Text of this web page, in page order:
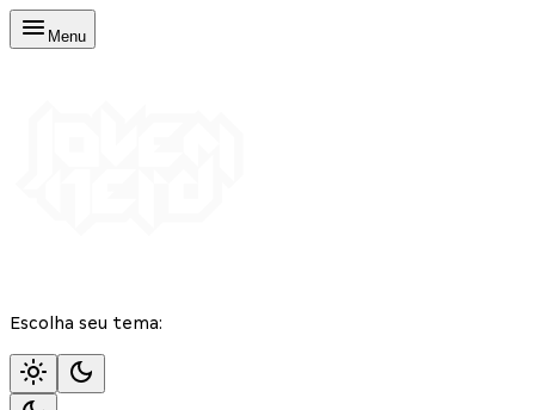
Menu
Escolha seu tema: